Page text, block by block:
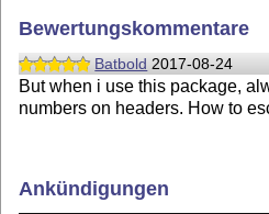
Bewertungskommentare
Batbold 2017-08-24
But when i use this package,
numbers on headers. How to
Ankündigungen